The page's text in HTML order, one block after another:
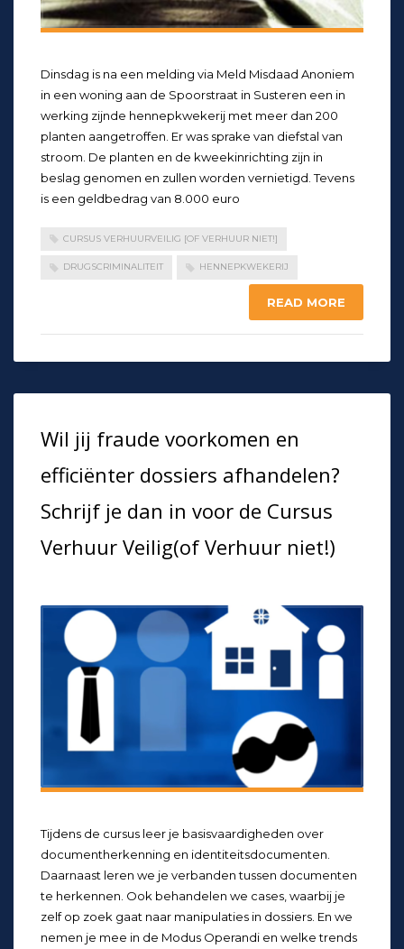
Dinsdag is na een melding via Meld Misdaad Anoniem
in een woning aan de Spoorstraat in Susteren een in
werking zijnde hennepkwekerij met meer dan 200
planten aangetroffen. Er was sprake van diefstal van
stroom. De planten en de kweekinrichting zijn in
beslag genomen en zullen worden vernietigd. Tevens
is een geldbedrag van 8.000 euro
CURSUS VERHUURVEILIG [OF VERHUUR NIET!]
DRUGSCRIMINALITEIT HENNEPKWEKERIJ
READ MORE
Wil jij fraude voorkomen en
efficiënter dossiers afhandelen?
Schrijf je dan in voor de Cursus
Verhuur Veilig(of Verhuur niet!)
Tijdens de cursus leer je basisvaardigheden over
documentherkenning en identiteitsdocumenten.
Daarnaast leren we je verbanden tussen documenten
te herkennen. Ook behandelen we cases, waarbij je
zelf op zoek gaat naar manipulaties in dossiers. En we
nemen je mee in de Modus Operandi en welke trends